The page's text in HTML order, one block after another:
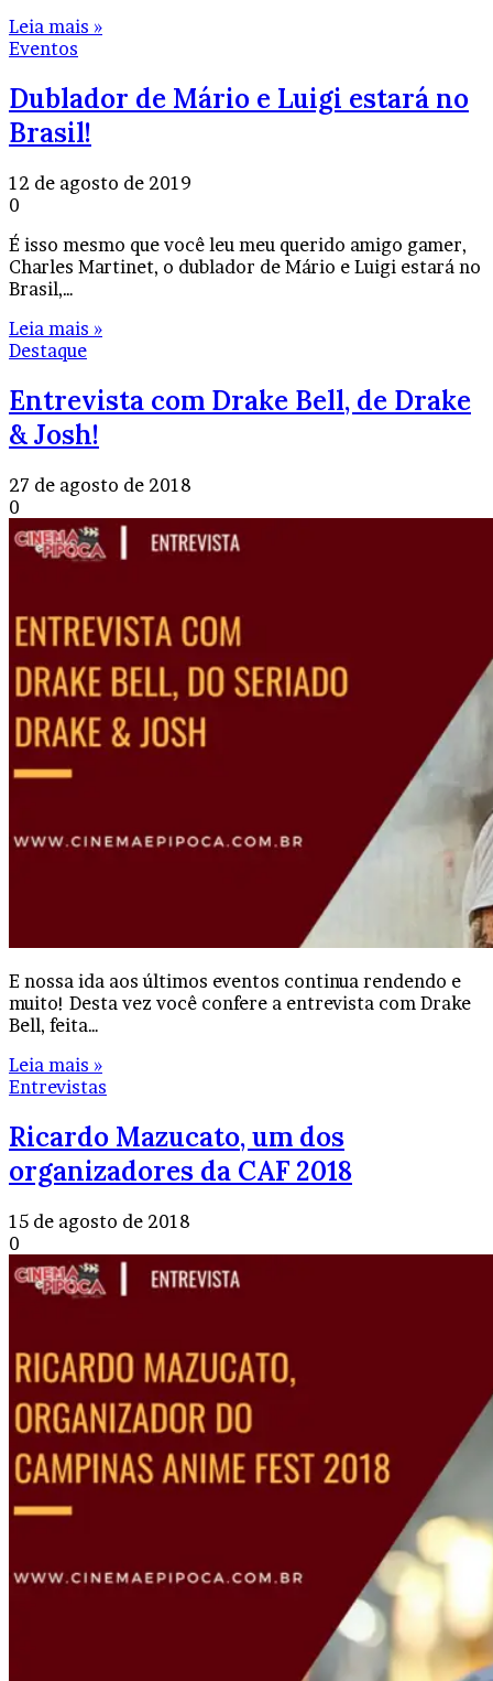
Leia mais »
Eventos
Dublador de Mário e Luigi estará no
Brasil!
12 de agosto de 2019
0
É isso mesmo que você leu meu querido amigo gamer,
Charles Martinet, o dublador de Mário e Luigi estará no
Brasil,…
Leia mais »
Destaque
Entrevista com Drake Bell, de Drake
& Josh!
27 de agosto de 2018
0
E nossa ida aos últimos eventos continua rendendo e
muito! Desta vez você confere a entrevista com Drake
Bell, feita…
Leia mais »
Entrevistas
Ricardo Mazucato, um dos
organizadores da CAF 2018
15 de agosto de 2018
0